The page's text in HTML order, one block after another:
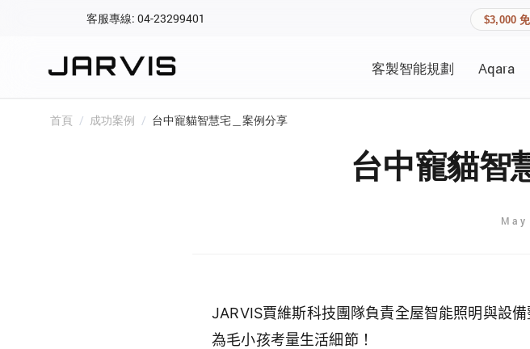
客服專線: 04-23299401 $3,000
客製智能規劃 Aqara
首頁 / 成功案例 / 台中寵貓智慧宅＿案例分享
台中寵貓智
May
JARVIS賈維斯科技團隊負責全屋智能照明與設
為毛小孩考量生活細節！
快速連結
Aqara 智慧家庭